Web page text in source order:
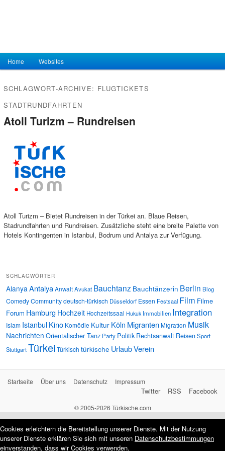
Hauptmenü
Zum Inhalt wechseln
Zum sekundären Inhalt wechseln
Home Websites
SCHLAGWORT-ARCHIVE: FLUGTICKETS
STADTRUNDFAHRTEN
Atoll Turizm – Rundreisen
Atoll Turizm – Bietet Rundreisen in der Türkei an. Blaue Reisen,
Stadrundfahrten und Rundreisen. Zusätzliche steht eine breite Palette von
Hotels Kontingenten in Istanbul, Bodrum und Antalya zur Verfügung.
SCHLAGWÖRTER
AlanyaAntalyaAnwaltAvukat Bauchtanz Bauchtänzerin Berlin Blog
ComedyCommunitydeutsch-türkisch Düsseldorf Essen Festsaal Film Filme
Forum Hamburg Hochzeit Hochzeitssaal Hukuk Immobilien Integration
Islam IstanbulKino Komödie Kultur Köln MigrantenMigration Musik
Nachrichten Orientalischer Tanz Party Politik Rechtsanwalt ReisenSport
StuttgartTürkeiTürkisch türkische UrlaubVerein
Startseite Über uns Datenschutz Impressum
Facebook
RSS
Twitter
© 2005-2026 Türkische.com
Cookies erleichtern die Bereitstellung unserer Dienste. Mit der Nutzung
unserer Dienste erklären Sie sich mit unseren Datenschutzbestimmungen
einverstanden, dass wir Cookies verwenden.